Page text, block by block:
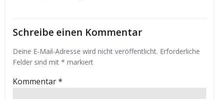
Schreibe einen Kommentar
Deine E-Mail-Adresse wird nicht veröffentlicht. Erforderliche
Felder sind mit * markiert
Kommentar*